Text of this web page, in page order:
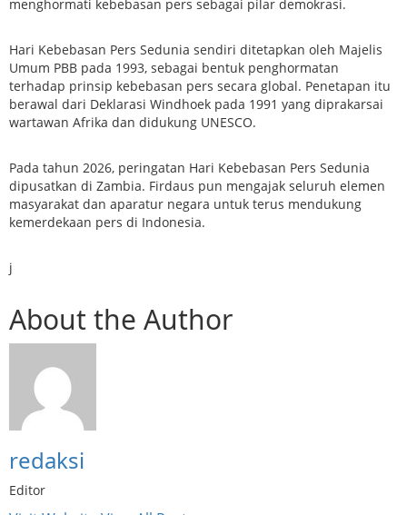
menghormati kebebasan pers sebagai pilar demokrasi.
Hari Kebebasan Pers Sedunia sendiri ditetapkan oleh Majelis
Umum PBB pada 1993, sebagai bentuk penghormatan
terhadap prinsip kebebasan pers secara global. Penetapan itu
berawal dari Deklarasi Windhoek pada 1991 yang diprakarsai
wartawan Afrika dan didukung UNESCO.
Pada tahun 2026, peringatan Hari Kebebasan Pers Sedunia
dipusatkan di Zambia. Firdaus pun mengajak seluruh elemen
masyarakat dan aparatur negara untuk terus mendukung
kemerdekaan pers di Indonesia.
j
About the Author
redaksi
Editor